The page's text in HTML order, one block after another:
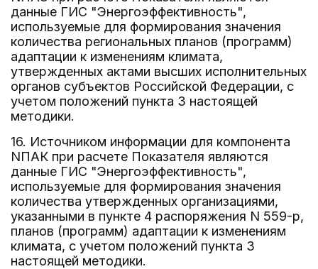
данные ГИС "Энергоэффективность",
используемые для формирования значения
количества региональных планов (программ)
адаптации к изменениям климата,
утвержденных актами высших исполнительных
органов субъектов Российской Федерации, с
учетом положений пункта 3 настоящей
методики.
16. Источником информации для компонента
NПАК при расчете Показателя являются
данные ГИС "Энергоэффективность",
используемые для формирования значения
количества утвержденных организациями,
указанными в пункте 4 распоряжения N 559-р,
планов (программ) адаптации к изменениям
климата, с учетом положений пункта 3
настоящей методики.